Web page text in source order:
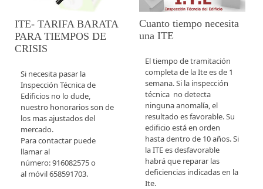
ITE- TARIFA BARATA
PARA TIEMPOS DE
CRISIS
Si necesita pasar la
Inspección Técnica de
Edificios no lo dude,
nuestro honorarios son de
los mas ajustados del
mercado.
Para contactar puede
llamar al
número: 916082575 o
al móvil 658591703.
Cuanto tiempo necesita
una ITE
El tiempo de tramitación
completa de la Ite es de 1
semana. Si la inspección
técnica no detecta
ninguna anomalía, el
resultado es favorable. Su
edificio está en orden
hasta dentro de 10 años. Si
la ITE es desfavorable
habrá que reparar las
deficiencias indicadas en la
Ite.